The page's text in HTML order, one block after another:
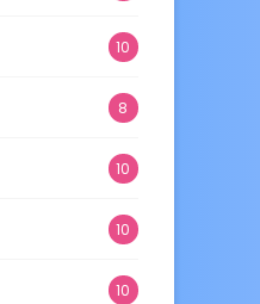
10
8
10
10
10